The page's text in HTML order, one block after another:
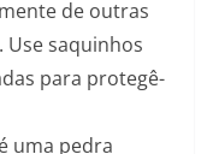
de outras
saquinhos
para protegê-
uma pedra